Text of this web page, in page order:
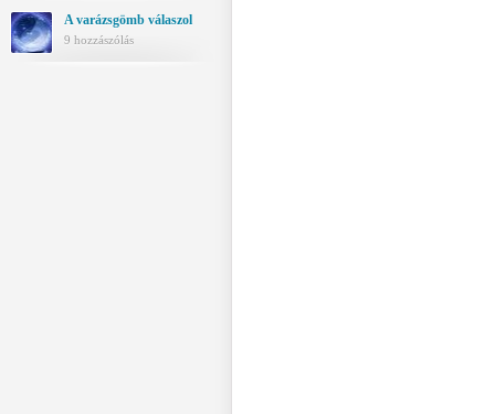
A varázsgömb válaszol
9 hozzászólás